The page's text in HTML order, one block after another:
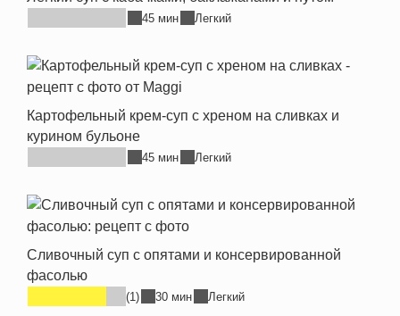
45 мин Легкий
Картофельный крем-суп с хреном на сливках и
курином бульоне
45 мин Легкий
Сливочный суп с опятами и консервированной
фасолью
(1) 30 мин Легкий